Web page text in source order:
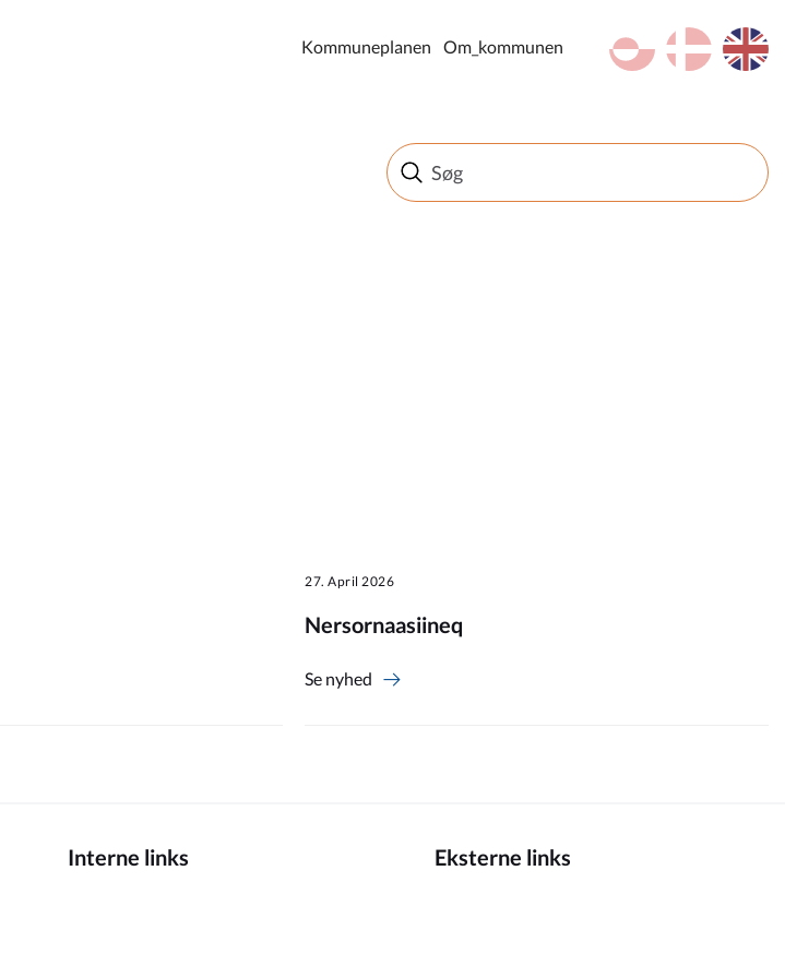
en
da
kl-GL
Kommuneplanen Om_kommunen
27. April 2026
Nersornaasiineq
Se nyhed
Interne links Eksterne links